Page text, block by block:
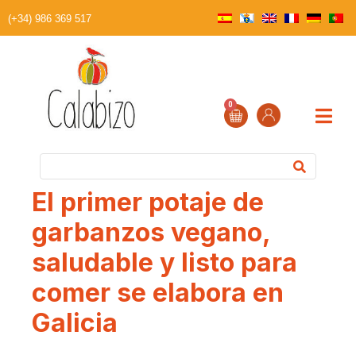
(+34) 986 369 517
0
El primer potaje de
garbanzos vegano,
saludable y listo para
comer se elabora en
Galicia